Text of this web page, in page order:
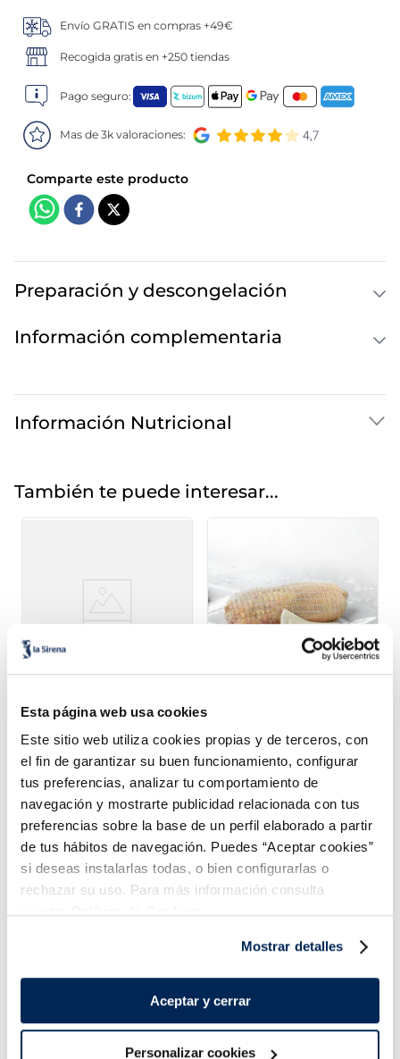
Esta página web usa cookies
Este sitio web utiliza cookies propias y de terceros, con
el fin de garantizar su buen funcionamiento, configurar
tus preferencias, analizar tu comportamiento de
navegación y mostrarte publicidad relacionada con tus
preferencias sobre la base de un perfil elaborado a partir
de tus hábitos de navegación. Puedes “Aceptar cookies”
si deseas instalarlas todas, o bien configurarlas o
rechazar su uso. Para más información consulta
Mostrar detalles
Aceptar y cerrar
Personalizar cookies
Envío GRATIS en compras +49€
Recogida gratis en +250 tiendas
Pago seguro:
Mas de 3k valoraciones:
Preparación y descongelación
Información complementaria
Información Nutricional
También te puede interesar...
redondos pollo
jamón y queso
€
Pack 2 u 400 g
Añadir
Mini redondo pollo rell.
4,99 €
Pack 2 u 400 g
Añadir
¡Combínalo y hazte un menú de 10!
8. gambon
. sushi
10. listísimos